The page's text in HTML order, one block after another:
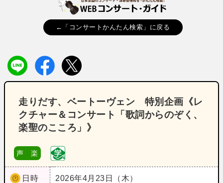
←「コンサートかんたん検索」に戻る
走りだす、ベートーヴェン 特別企画《レ
クチャー＆コンサート「歌詞からのぞく、
楽聖のこころ」》
声 楽
日時
2026年4月23日（木）